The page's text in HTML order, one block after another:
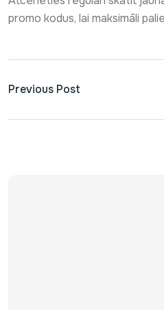
promo kodus, lai maksimāli
Previous Post